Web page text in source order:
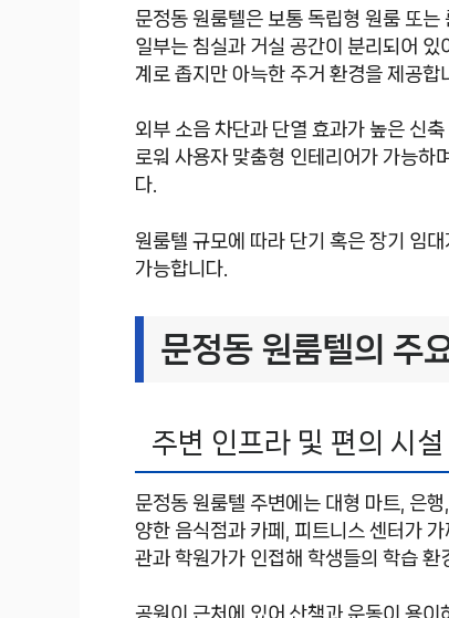
문정동 원룸텔은 보통 독립형 원룸 또
일부는 침실과 거실 공간이 분리되어
계로 좁지만 아늑한 주거 환경을 제공합
외부 소음 차단과 단열 효과가 높은 신
로워 사용자 맞춤형 인테리어가 가능하
다.
원룸텔 규모에 따라 단기 혹은 장기 임
가능합니다.
문정동 원룸텔의 주
주변 인프라 및 편의 시설
문정동 원룸텔 주변에는 대형 마트, 은
양한 음식점과 카페, 피트니스 센터가
관과 학원가가 인접해 학생들의 학습 환